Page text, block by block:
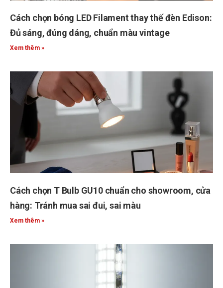
Cách chọn bóng LED Filament thay thế đèn Edison:
Đủ sáng, đúng dáng, chuẩn màu vintage
Xem thêm »
Cách chọn T Bulb GU10 chuẩn cho showroom, cửa
hàng: Tránh mua sai đui, sai màu
Xem thêm »